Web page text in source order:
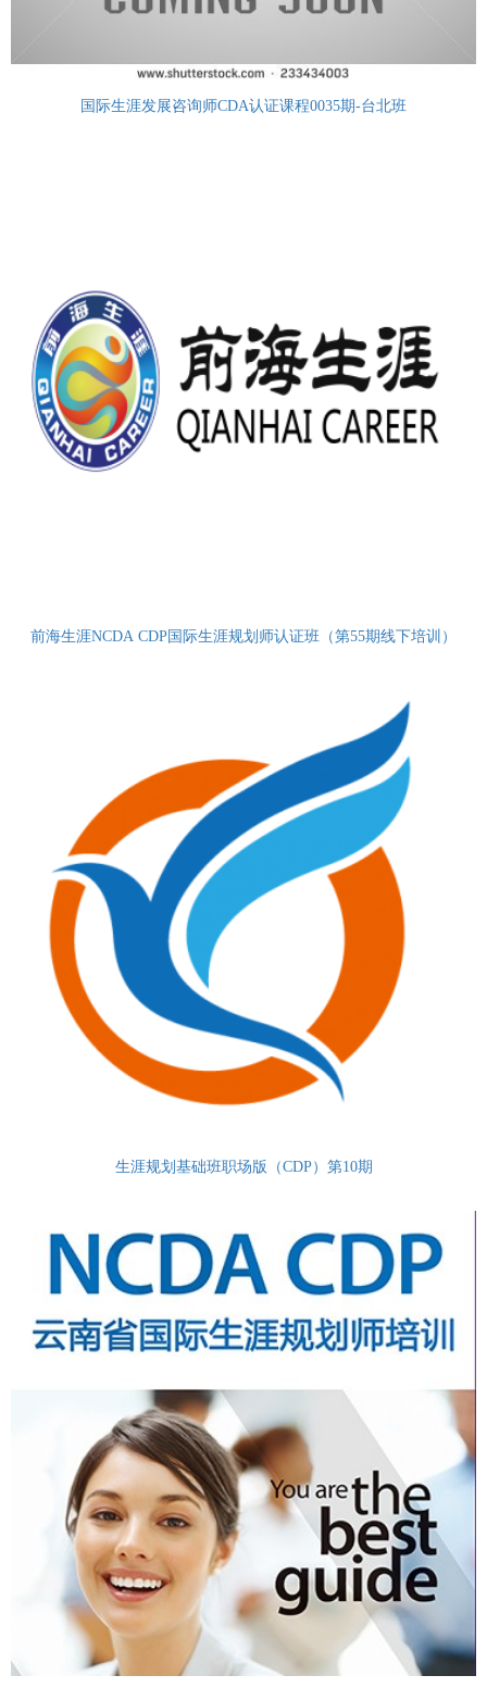
国际生涯发展咨询师CDA认证课程0035期-台北班
前海生涯NCDA CDP国际生涯规划师认证班（第55期线下培训）
生涯规划基础班职场版（CDP）第10期